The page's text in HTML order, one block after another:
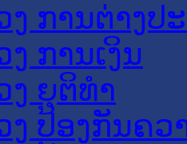
ການຕ່າງປ
ການເງິນ
ງ ຍຸຕິທໍາ
ງ ປ້ອງກັນຄວ